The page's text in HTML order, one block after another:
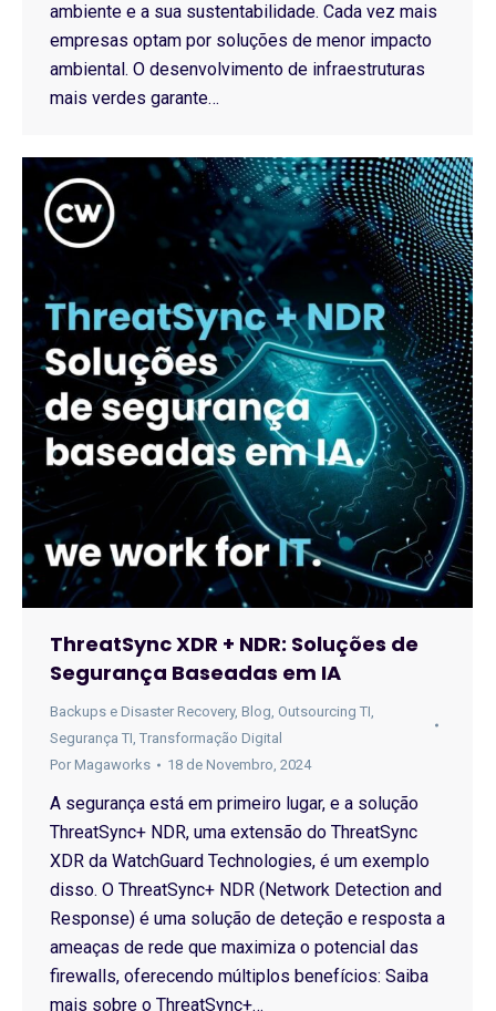
ambiente e a sua sustentabilidade. Cada vez mais
empresas optam por soluções de menor impacto
ambiental. O desenvolvimento de infraestruturas
mais verdes garante…
ThreatSync XDR + NDR: Soluções de
Segurança Baseadas em IA
Backups e Disaster Recovery, Blog, Outsourcing TI,
Segurança TI, Transformação Digital
Por Magaworks 18 de Novembro, 2024
A segurança está em primeiro lugar, e a solução
ThreatSync+ NDR, uma extensão do ThreatSync
XDR da WatchGuard Technologies, é um exemplo
disso. O ThreatSync+ NDR (Network Detection and
Response) é uma solução de deteção e resposta a
ameaças de rede que maximiza o potencial das
firewalls, oferecendo múltiplos benefícios: Saiba
mais sobre o ThreatSync+…